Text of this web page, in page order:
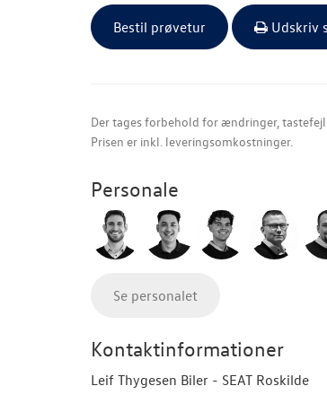
Bestil prøvetur Udskriv
Der tages forbehold for ændringer,
Prisen er inkl. leveringsomkostninger.
Personale
Se personalet
Kontaktinformationer
Leif Thygesen Biler - SEAT Roskilde